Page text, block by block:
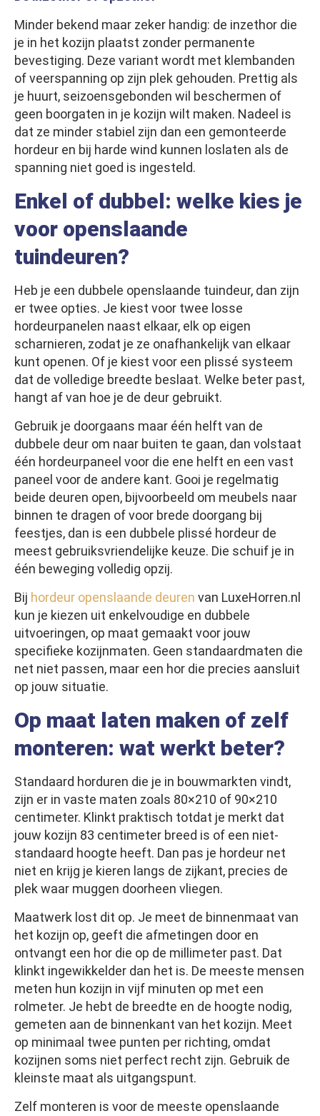
Minder bekend maar zeker handig: de inzethor die
je in het kozijn plaatst zonder permanente
bevestiging. Deze variant wordt met klembanden
of veerspanning op zijn plek gehouden. Prettig als
je huurt, seizoensgebonden wil beschermen of
geen boorgaten in je kozijn wilt maken. Nadeel is
dat ze minder stabiel zijn dan een gemonteerde
hordeur en bij harde wind kunnen loslaten als de
spanning niet goed is ingesteld.
Enkel of dubbel: welke kies je
voor openslaande
tuindeuren?
Heb je een dubbele openslaande tuindeur, dan zijn
er twee opties. Je kiest voor twee losse
hordeurpanelen naast elkaar, elk op eigen
scharnieren, zodat je ze onafhankelijk van elkaar
kunt openen. Of je kiest voor een plissé systeem
dat de volledige breedte beslaat. Welke beter past,
hangt af van hoe je de deur gebruikt.
Gebruik je doorgaans maar één helft van de
dubbele deur om naar buiten te gaan, dan volstaat
één hordeurpaneel voor die ene helft en een vast
paneel voor de andere kant. Gooi je regelmatig
beide deuren open, bijvoorbeeld om meubels naar
binnen te dragen of voor brede doorgang bij
feestjes, dan is een dubbele plissé hordeur de
meest gebruiksvriendelijke keuze. Die schuif je in
één beweging volledig opzij.
Bij hordeur openslaande deuren van LuxeHorren.nl
kun je kiezen uit enkelvoudige en dubbele
uitvoeringen, op maat gemaakt voor jouw
specifieke kozijnmaten. Geen standaardmaten die
net niet passen, maar een hor die precies aansluit
op jouw situatie.
Op maat laten maken of zelf
monteren: wat werkt beter?
Standaard horduren die je in bouwmarkten vindt,
zijn er in vaste maten zoals 80×210 of 90×210
centimeter. Klinkt praktisch totdat je merkt dat
jouw kozijn 83 centimeter breed is of een niet-
standaard hoogte heeft. Dan pas je hordeur net
niet en krijg je kieren langs de zijkant, precies de
plek waar muggen doorheen vliegen.
Maatwerk lost dit op. Je meet de binnenmaat van
het kozijn op, geeft die afmetingen door en
ontvangt een hor die op de millimeter past. Dat
klinkt ingewikkelder dan het is. De meeste mensen
meten hun kozijn in vijf minuten op met een
rolmeter. Je hebt de breedte en de hoogte nodig,
gemeten aan de binnenkant van het kozijn. Meet
op minimaal twee punten per richting, omdat
kozijnen soms niet perfect recht zijn. Gebruik de
kleinste maat als uitgangspunt.
Zelf monteren is voor de meeste openslaande